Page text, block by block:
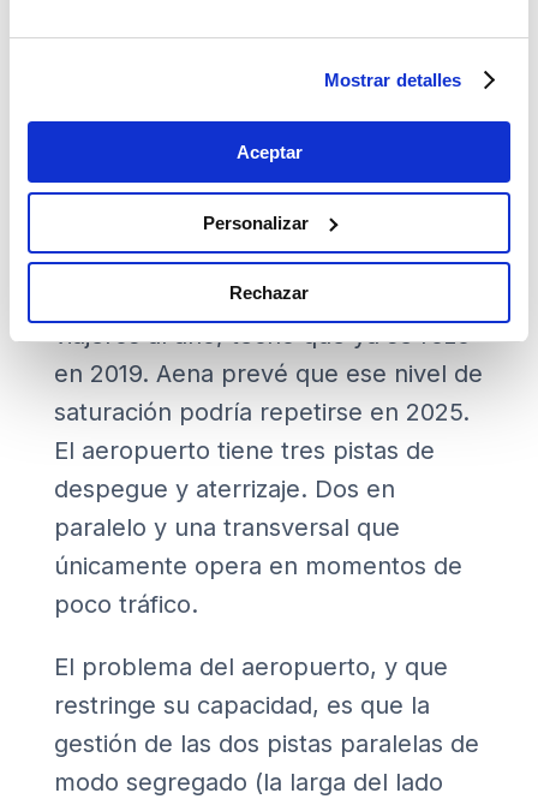
Mostrar detalles
Aceptar
Personalizar
Rechazar
conexiones con América, Asia y
África. El planteamiento de Aena se
basa en una serie de estudios y
análisis que se presentaron por
primera vez en 2019.
En la actualidad, la capacidad máxima
de El Prat es de 55 millones de
viajeros al año, techo que ya se rozó
en 2019. Aena prevé que ese nivel de
saturación podría repetirse en 2025.
El aeropuerto tiene tres pistas de
despegue y aterrizaje. Dos en
paralelo y una transversal que
únicamente opera en momentos de
poco tráfico.
El problema del aeropuerto, y que
restringe su capacidad, es que la
gestión de las dos pistas paralelas de
modo segregado (la larga del lado